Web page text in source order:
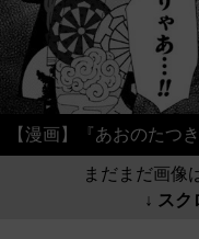
【漫画】『あおのたつ
まだまだ画像
↓ スク